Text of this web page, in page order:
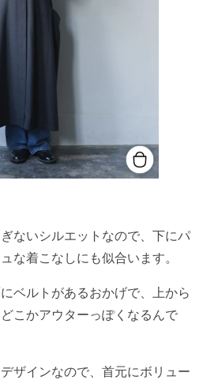
ないシルエットなので、下にパ
な着こなしにも似合います。
ベルトがあるおかげで、上から
こかアウターっぽくなるんで
ザインなので、首元にボリュー